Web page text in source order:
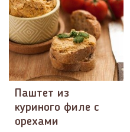
Паштет из
куриного филе с
орехами